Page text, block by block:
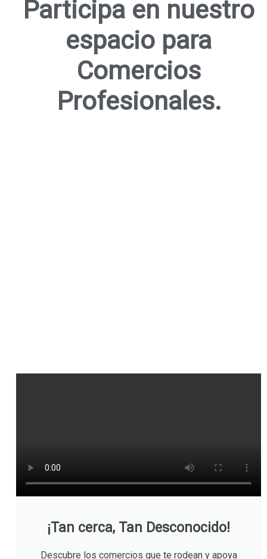
Participa en nuestro
espacio para
Comercios
Profesionales.
¡Tan cerca, Tan Desconocido!
Descubre los comercios que te rodean y apoya